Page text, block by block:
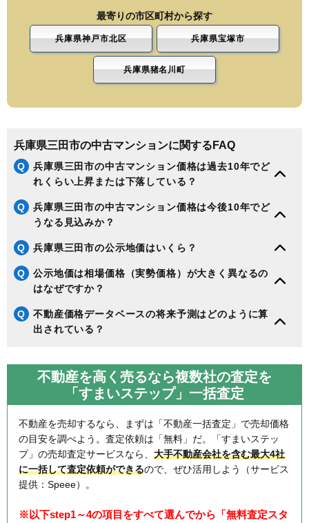
最寄りの市区町村から探す
兵庫県神戸市北区 兵庫県宝塚市
兵庫県猪名川町
兵庫県三田市の中古マンションに関するFAQ
Q
兵庫県三田市の中古マンション価格は過去10年でど
れくらい上昇または下落している？
Q
兵庫県三田市の中古マンション価格は今後10年でど
うなる見込みか？
Q 兵庫県三田市の公示地価はいくら？
Q
公示地価は相場価格（実勢価格）が大きく異なるの
はなぜですか？
Q
不動産価格データベースの将来予測はどのように算
出されている？
不動産を高く売るなら複数社の査定を
「すまいステップ」一括査定
不動産を売却するなら、まずは「不動産一括査定」で売却価格
の目安を調べよう。査定依頼は「無料」だ。「すまいステッ
プ」の売却査定サービスなら、 大手不動産会社を含む最大4社
に一括して査定依頼ができるので、ぜひ活用しよう（サービス
提供：Speee）。
※以下step1～4の項目をすべて選んでから「無料査定スタ